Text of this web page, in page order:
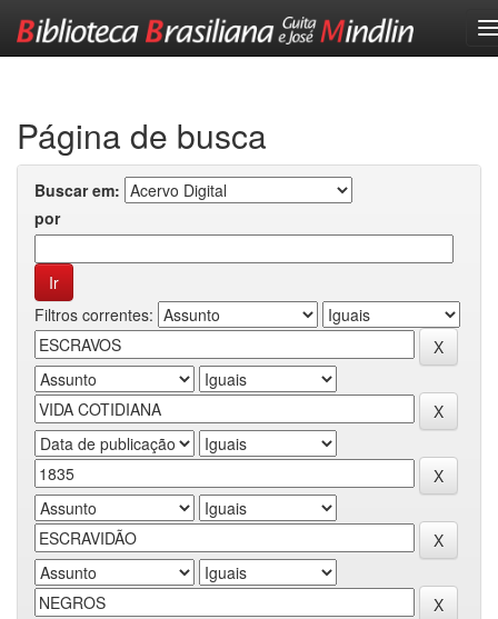
Página de busca
Buscar em:
por
Filtros correntes: